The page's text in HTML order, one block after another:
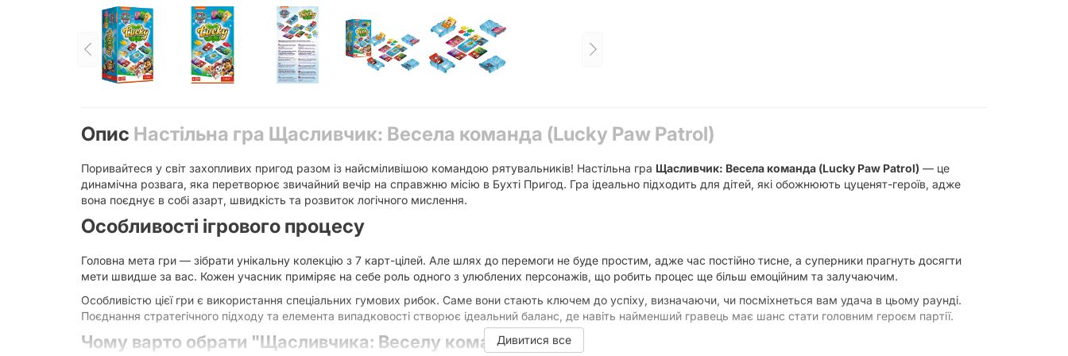
Опис Настільна гра Щасливчик: Весела команда (Lucky Paw Patrol)
Поривайтеся у світ захопливих пригод разом із найсміливішою командою рятувальників! Настільна гра Щасливчик: Весела команда (Lucky Paw Patrol) — це
динамічна розвага, яка перетворює звичайний вечір на справжню місію в Бухті Пригод. Гра ідеально підходить для дітей, які обожнюють цуценят-героїв, адже
вона поєднує в собі азарт, швидкість та розвиток логічного мислення.
Особливості ігрового процесу
Головна мета гри — зібрати унікальну колекцію з 7 карт-цілей. Але шлях до перемоги не буде простим, адже час постійно тисне, а суперники прагнуть досягти
мети швидше за вас. Кожен учасник приміряє на себе роль одного з улюблених персонажів, що робить процес ще більш емоційним та залучаючим.
Особливістю цієї гри є використання спеціальних гумових рибок. Саме вони стають ключем до успіху, визначаючи, чи посміхнеться вам удача в цьому раунді.
Поєднання стратегічного підходу та елемента випадковості створює ідеальний баланс, де навіть найменший гравець має шанс стати головним героєм партії.
Чому варто обрати "Щасливчика: Веселу команду"?
Дивитися все